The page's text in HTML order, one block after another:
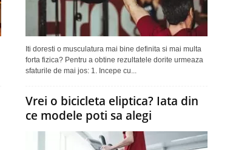
Iti doresti o musculatura mai bine definita si mai multa
forta fizica? Pentru a obtine rezultatele dorite urmeaza
sfaturile de mai jos: 1. Incepe cu...
Vrei o bicicleta eliptica? Iata din
ce modele poti sa alegi